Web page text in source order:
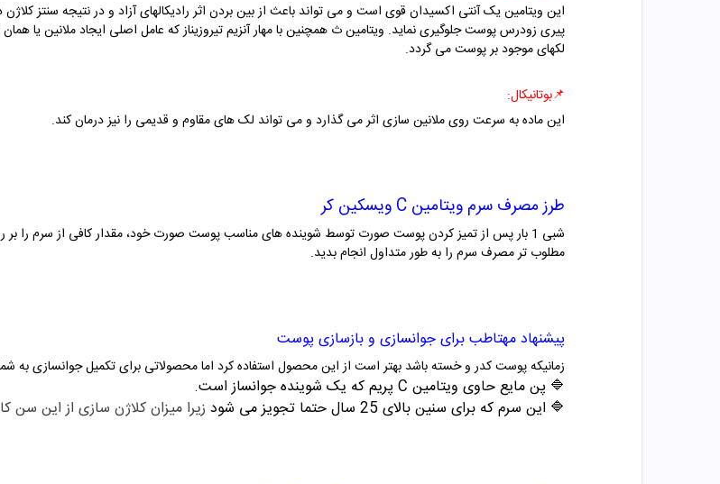
این ویتامین یک آنتی اکسیدان قوی است و می تواند باعث از بین بردن اثر رادیکالهای آزاد و در نتیجه سنتز
پیری زودرس پوست جلوگیری نماید. ویتامین ث همچنین با مهار آنزیم تیروزیناز که عامل اصلی ایجاد ملانین
لکهای موجود بر پوست می گردد.
📌بوتانیکال:
این ماده به سرعت روی ملانین سازی اثر می گذارد و می تواند لک های مقاوم و قدیمی را نیز درمان کند.
طرز مصرف سرم ویتامین C ویسکین کر
شبی 1 بار پس از تمیز کردن پوست صورت توسط شوینده های مناسب پوست صورت خود، مقدار کافی از سرم را
مطلوب تر مصرف سرم را به طور متداول انجام بدید.
پیشنهاد مهتاطب برای جوانسازی و بازسازی پوست
زمانیکه پوست کدر و خسته باشد بهتر است از این محصول استفاده کرد اما محصولاتی برای تکمیل جوانسازی
🔷 پن مایع حاوی ویتامین C پریم که یک شوینده جوانساز است.
🔷 این سرم که برای سنین بالای 25 سال حتما تجویز می شود زیرا میزان کلاژن سازی از این سن